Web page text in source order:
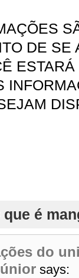
DE SE
é
do
says: